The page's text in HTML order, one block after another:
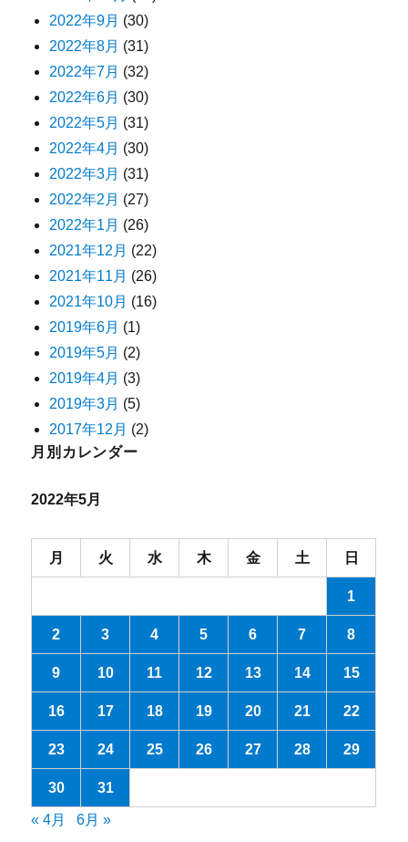
2022年9月 (30)
2022年8月 (31)
2022年7月 (32)
2022年6月 (30)
2022年5月 (31)
2022年4月 (30)
2022年3月 (31)
2022年2月 (27)
2022年1月 (26)
2021年12月 (22)
2021年11月 (26)
2021年10月 (16)
2019年6月 (1)
2019年5月 (2)
2019年4月 (3)
2019年3月 (5)
2017年12月 (2)
月別カレンダー
2022年5月
月 火 水 木 金 土 日
1
2 3 4 5 6 7 8
9 10 11 12 13 14 15
16 17 18 19 20 21 22
23 24 25 26 27 28 29
30 31
« 4月 6月 »